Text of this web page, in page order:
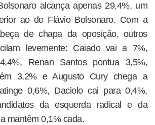
alcança apenas 29,4%, um
ao de Flávio Bolsonaro. Com a
de chapa da oposição, outros
levemente: Caiado vai a 7%,
Renan Santos pontua 3,5%,
3,2% e Augusto Cury chega a
0,6%, Daciolo cai para 0,4%,
da esquerda radical e da
mantêm 0,1% cada.